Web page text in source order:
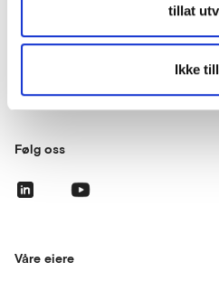
tillat
Ikke
Følg oss
Våre eiere